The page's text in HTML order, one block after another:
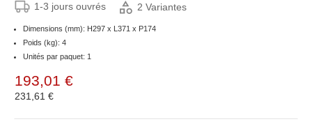
1-3 jours ouvrés 2 Variantes
Dimensions (mm): H297 x L371 x P174
Poids (kg): 4
Unités par paquet: 1
193,01 €
231,61 €